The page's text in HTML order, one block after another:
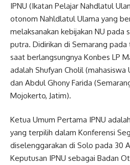
IPNU (Ikatan Pelajar Nahdlatul
otonom Nahldlatul Ulama yang
melaksanakan kebijakan NU pada
putra. Didirikan di Semarang pada
saat berlangsungnya Konbes LP
adalah Shufyan Cholil (mahasiswa
dan Abdul Ghony Farida
Mojokerto, Jatim).
Ketua Umum Pertama IPNU
yang terpilih dalam Konferensi
diselenggarakan di Solo pada 30
Keputusan IPNU sebagai Badan